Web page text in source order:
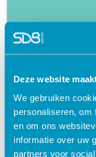
Deze website
We gebruiken
personaliseren, om
en om ons
informatie over uw
partners voor